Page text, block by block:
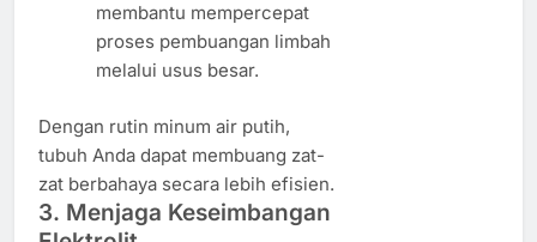
membantu mempercepat
proses pembuangan limbah
melalui usus besar.
Dengan rutin minum air putih,
tubuh Anda dapat membuang zat-
zat berbahaya secara lebih efisien.
3. Menjaga Keseimbangan